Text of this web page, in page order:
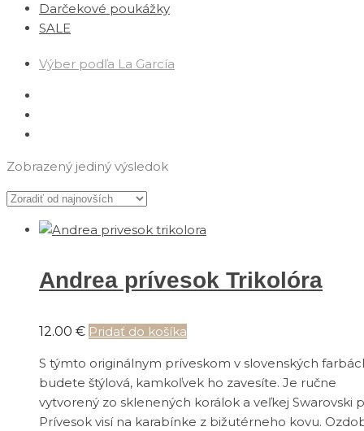
Darčekové poukážky
SALE
Výber podľa La García
Zobrazený jediný výsledok
Andrea prívesok Trikolóra
12.00 € Pridať do košíka
S týmto originálnym príveskom v slovenských
budete štýlová, kamkoľvek ho zavesíte. Je ručne
vytvorený zo sklenených korálok a veľkej Swarovski
Prívesok visí na karabínke z bižutérneho kovu.